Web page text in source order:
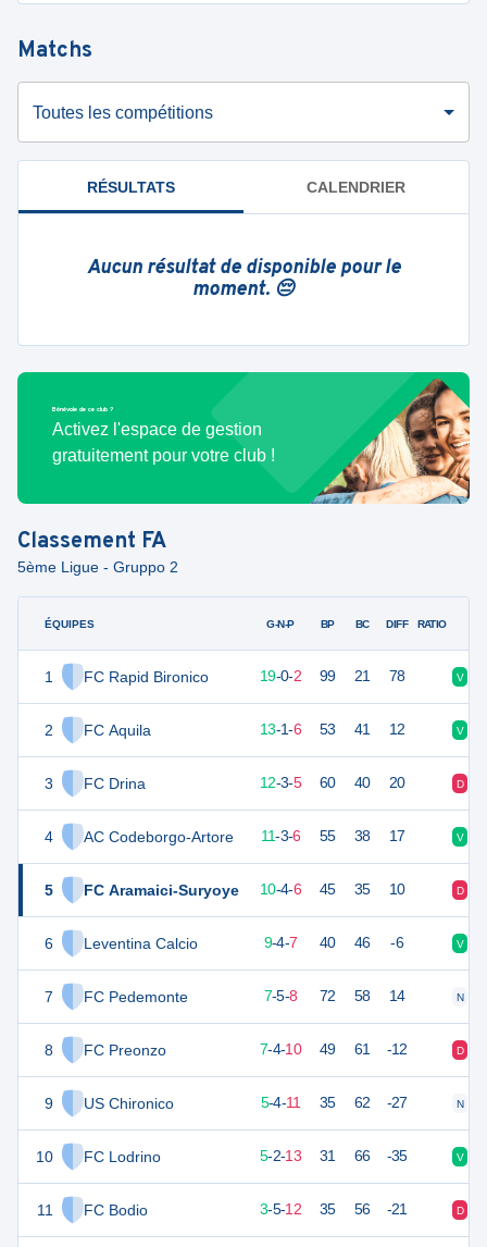
Matchs
Toutes les compétitions
RÉSULTATS CALENDRIER
Aucun résultat de disponible pour le
moment. 😔
Bénévole de ce club ?
Activez l'espace de gestion
gratuitement pour votre club !
Classement FA
5ème Ligue - Gruppo 2
ÉQUIPES
1 FC Rapid Bironico
2 FC Aquila
3 FC Drina
4 AC Codeborgo-Artore
5 FC Aramaici-Suryoye
6 Leventina Calcio
7 FC Pedemonte
8 FC Preonzo
9 US Chironico
10 FC Lodrino
11 FC Bodio
G-N-P BP BC DIFF RATIO
57 19-0-2 99 21 78 V
13-1-6 53 41 12 V
12-3-5 60 40 20 D
36 20 11-3-6 55 38 17 V
34 20 10-4-6 45 35 10 D
31 9-4-7 40 46 -6 V
7-5-8 72 58 14 N
7-4-10 49 61 -12 D
5-4-11 35 62 -27 N
5-2-13 31 66 -35 V
3-5-12 35 56 -21 D